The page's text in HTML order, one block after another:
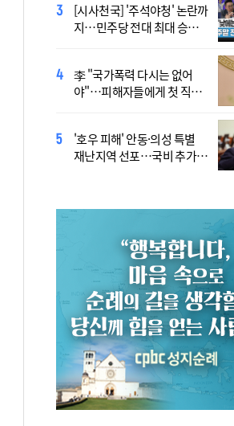
[시사천국] '주석야청' 논란까
지…민주당 전대 최대 승부
李 "국가폭력 다시는 없어
야"…피해자들에게 첫 직접
'호우 피해' 안동·의성 특별
재난지역 선포…국비 추가
'식중독 발생 9월이 가장 많
아'
정동영 "'조선' 호명 부르기
공론화 후에"…원로들 "이름
Official Theme Song for
WYD Seoul 2027 Released